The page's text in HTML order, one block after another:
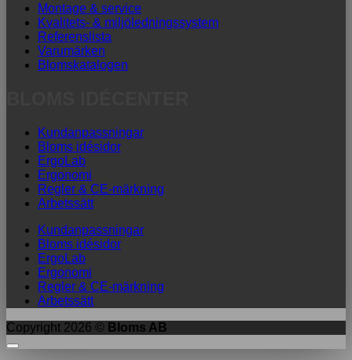
Montage & service
Kvalitets- & miljöledningssystem
Referenslista
Varumärken
Blomskatalogen
Kundanpassningar
Bloms idésidor
ErgoLab
Ergonomi
Regler & CE-märkning
Arbetssätt
Kundanpassningar
Bloms idésidor
ErgoLab
Ergonomi
Regler & CE-märkning
Arbetssätt
Copyright 2026 © Bloms AB